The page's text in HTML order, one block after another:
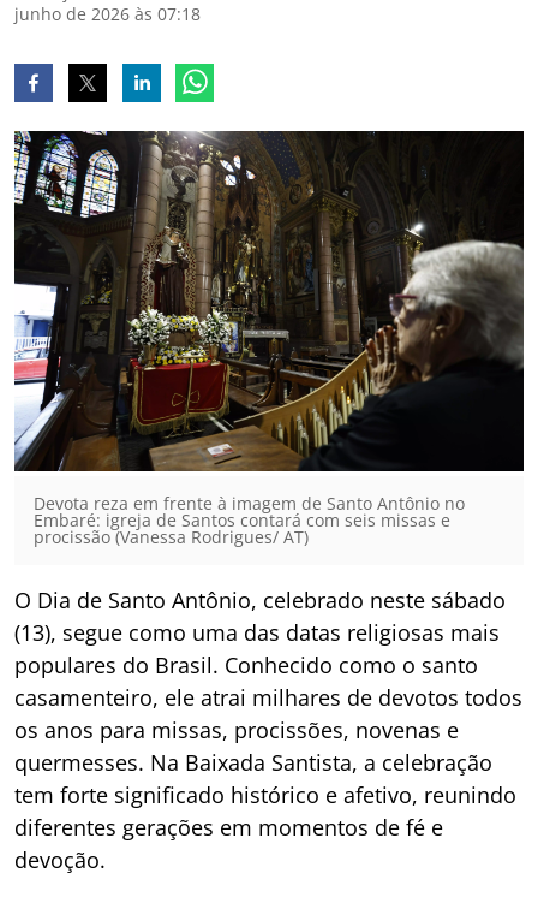
junho de 2026 às 07:18
Devota reza em frente à imagem de Santo Antônio no
Embaré: igreja de Santos contará com seis missas e
procissão (Vanessa Rodrigues/ AT)
O Dia de Santo Antônio, celebrado neste sábado
(13), segue como uma das datas religiosas mais
populares do Brasil. Conhecido como o santo
casamenteiro, ele atrai milhares de devotos todos
os anos para missas, procissões, novenas e
quermesses. Na Baixada Santista, a celebração
tem forte significado histórico e afetivo, reunindo
diferentes gerações em momentos de fé e
devoção.